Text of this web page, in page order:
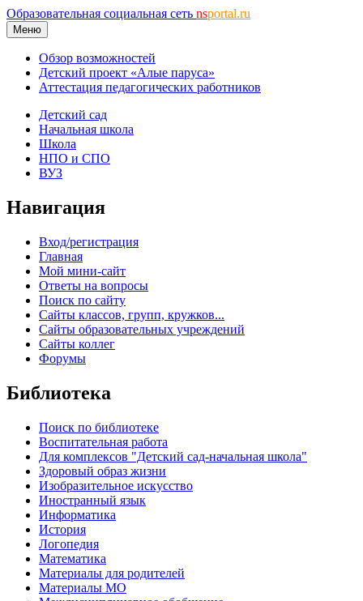
Образовательная социальная сеть nsportal.ru
Меню
Обзор возможностей
Детский проект «Алые паруса»
Аттестация педагогических работников
Детский сад
Начальная школа
Школа
НПО и СПО
ВУЗ
Навигация
Вход/регистрация
Главная
Мой мини-сайт
Ответы на вопросы
Поиск по сайту
Сайты классов, групп, кружков...
Сайты образовательных учреждений
Сайты коллег
Форумы
Библиотека
Поиск по библиотеке
Воспитательная работа
Для комплексов "Детский сад-начальная школа"
Здоровый образ жизни
Изобразительное искусство
Иностранный язык
Информатика
История
Логопедия
Математика
Материалы для родителей
Материалы МО